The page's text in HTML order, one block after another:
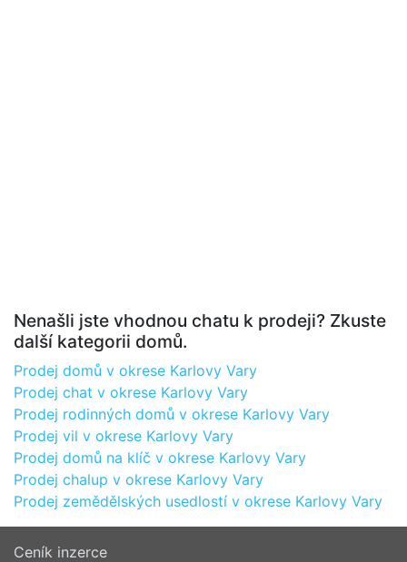
Nenašli jste vhodnou chatu k prodeji? Zkuste
další kategorii domů.
Prodej domů v okrese Karlovy Vary
Prodej chat v okrese Karlovy Vary
Prodej rodinných domů v okrese Karlovy Vary
Prodej vil v okrese Karlovy Vary
Prodej domů na klíč v okrese Karlovy Vary
Prodej chalup v okrese Karlovy Vary
Prodej zemědělských usedlostí v okrese Karlovy Vary
Ceník inzerce